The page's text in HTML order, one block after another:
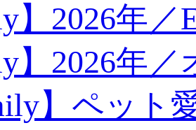
】2026年／
】2026年
】ペット